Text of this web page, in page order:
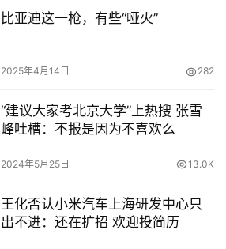
比亚迪这一枪，有些“哑火”
2025年4月14日 282
“建议大家考北京大学”上热搜 张雪
峰吐槽：不报是因为不喜欢么
2024年5月25日 13.0K
王化否认小米汽车上海研发中心只
出不进：还在扩招 欢迎投简历